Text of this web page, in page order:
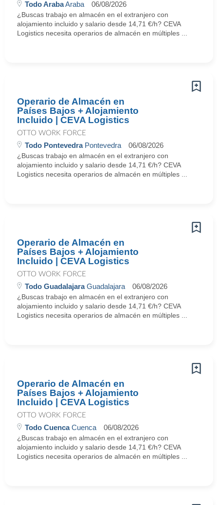
Todo ArabaAraba 06/08/2026
¿Buscas trabajo en almacén en el extranjero con
alojamiento incluido y salario desde 14,71 €/h? CEVA
Logistics necesita operarios de almacén en múltiples ...
Operario de Almacén en
Países Bajos + Alojamiento
Incluido | CEVA Logistics
OTTO WORK FORCE
Todo PontevedraPontevedra 06/08/2026
¿Buscas trabajo en almacén en el extranjero con
alojamiento incluido y salario desde 14,71 €/h? CEVA
Logistics necesita operarios de almacén en múltiples ...
Operario de Almacén en
Países Bajos + Alojamiento
Incluido | CEVA Logistics
OTTO WORK FORCE
Todo GuadalajaraGuadalajara 06/08/2026
¿Buscas trabajo en almacén en el extranjero con
alojamiento incluido y salario desde 14,71 €/h? CEVA
Logistics necesita operarios de almacén en múltiples ...
Operario de Almacén en
Países Bajos + Alojamiento
Incluido | CEVA Logistics
OTTO WORK FORCE
Todo CuencaCuenca 06/08/2026
¿Buscas trabajo en almacén en el extranjero con
alojamiento incluido y salario desde 14,71 €/h? CEVA
Logistics necesita operarios de almacén en múltiples ...